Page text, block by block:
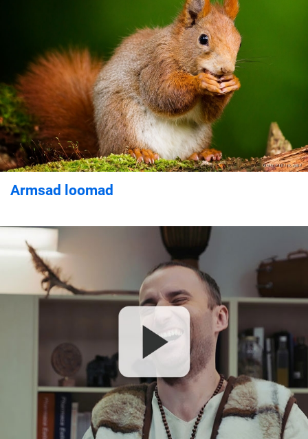
Armsad loomad